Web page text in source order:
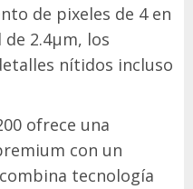
de pixeles de 4 en
2.4μm, los
nítidos incluso
ofrece una
con un
tecnología